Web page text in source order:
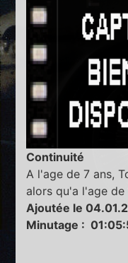
Continuité
A l'age de 7 ans,
alors qu'a l'age de
Ajoutée le
Minutage :